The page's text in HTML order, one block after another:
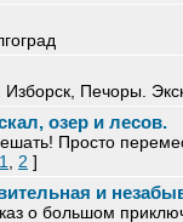
Печоры.
озер и лесов.
Просто
1 2 ]
и
о большом